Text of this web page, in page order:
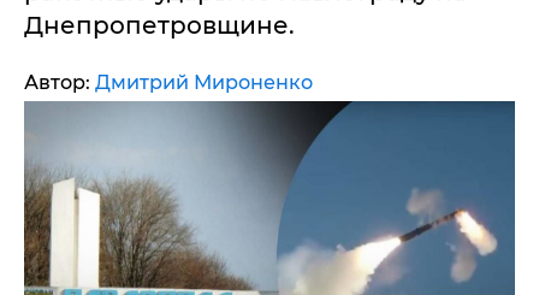
Днепропетровщине.
Автор: Дмитрий Мироненко